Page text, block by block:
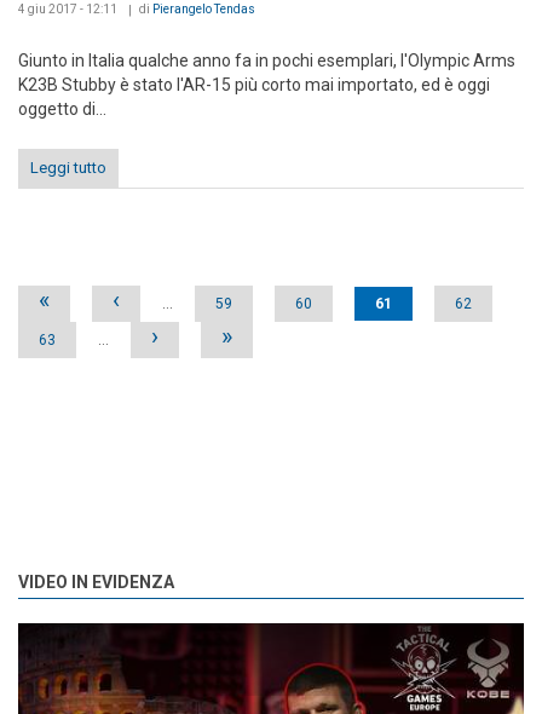
4 giu 2017 - 12:11 di Pierangelo Tendas
Giunto in Italia qualche anno fa in pochi esemplari, l'Olympic Arms
K23B Stubby è stato l'AR-15 più corto mai importato, ed è oggi
oggetto di...
Leggi tutto
Pages
« ‹ … 59 60 61 62
63 … › »
VIDEO IN EVIDENZA